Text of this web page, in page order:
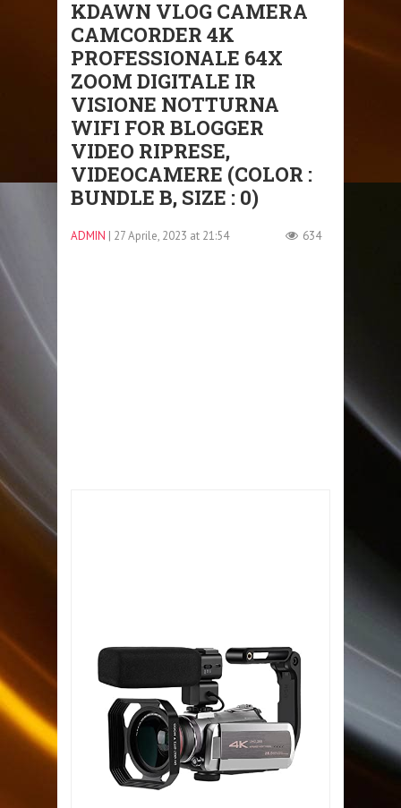
KDAWN VLOG CAMERA
CAMCORDER 4K
PROFESSIONALE 64X
ZOOM DIGITALE IR
VISIONE NOTTURNA
WIFI FOR BLOGGER
VIDEO RIPRESE,
VIDEOCAMERE (COLOR :
BUNDLE B, SIZE : 0)
ADMIN | 27 Aprile, 2023 at 21:54 634